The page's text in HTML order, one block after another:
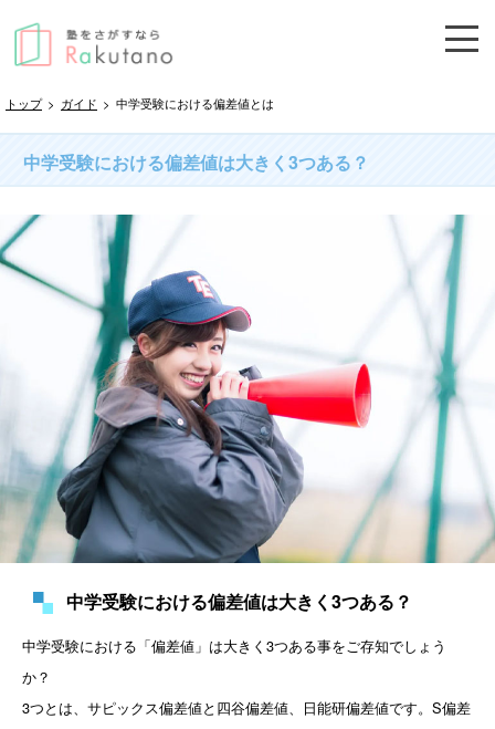
トップ > ガイド > 中学受験における偏差値とは
中学受験における偏差値は大きく3つある？
中学受験における偏差値は大きく3つある？
中学受験における「偏差値」は大きく3つある事をご存知でしょう
か？
3つとは、サピックス偏差値と四谷偏差値、日能研偏差値です。S偏差